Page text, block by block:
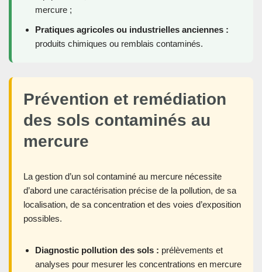
mercure ;
Pratiques agricoles ou industrielles anciennes :
produits chimiques ou remblais contaminés.
Prévention et remédiation
des sols contaminés au
mercure
La gestion d’un sol contaminé au mercure nécessite
d’abord une caractérisation précise de la pollution, de sa
localisation, de sa concentration et des voies d’exposition
possibles.
Diagnostic pollution des sols : prélèvements et
analyses pour mesurer les concentrations en mercure